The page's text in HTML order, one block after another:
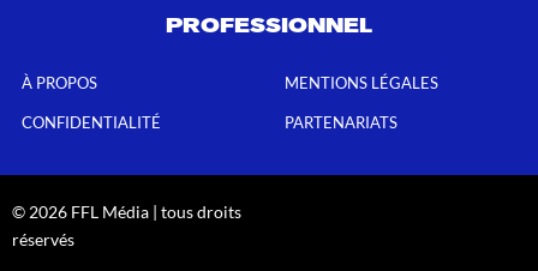
PROFESSIONNEL
À PROPOS
CONFIDENTIALITÉ
MENTIONS LÉGALES
PARTENARIATS
© 2026 FFL Média | tous droits
réservés